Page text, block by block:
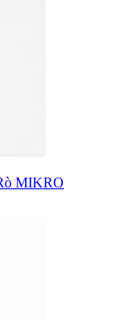
MIKRO